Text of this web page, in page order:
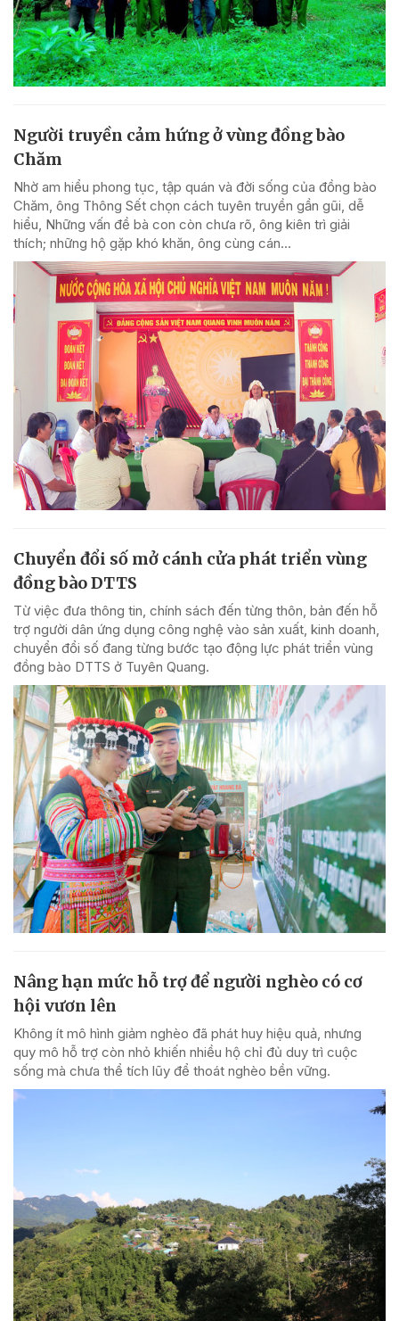
Người truyền cảm hứng ở vùng đồng bào
Chăm
Nhờ am hiểu phong tục, tập quán và đời sống của đồng bào
Chăm, ông Thông Sết chọn cách tuyên truyền gần gũi, dễ
hiểu, Những vấn đề bà con còn chưa rõ, ông kiên trì giải
thích; những hộ gặp khó khăn, ông cùng cán...
Chuyển đổi số mở cánh cửa phát triển vùng
đồng bào DTTS
Từ việc đưa thông tin, chính sách đến từng thôn, bản đến hỗ
trợ người dân ứng dụng công nghệ vào sản xuất, kinh doanh,
chuyển đổi số đang từng bước tạo động lực phát triển vùng
đồng bào DTTS ở Tuyên Quang.
Nâng hạn mức hỗ trợ để người nghèo có cơ
hội vươn lên
Không ít mô hình giảm nghèo đã phát huy hiệu quả, nhưng
quy mô hỗ trợ còn nhỏ khiến nhiều hộ chỉ đủ duy trì cuộc
sống mà chưa thể tích lũy để thoát nghèo bền vững.